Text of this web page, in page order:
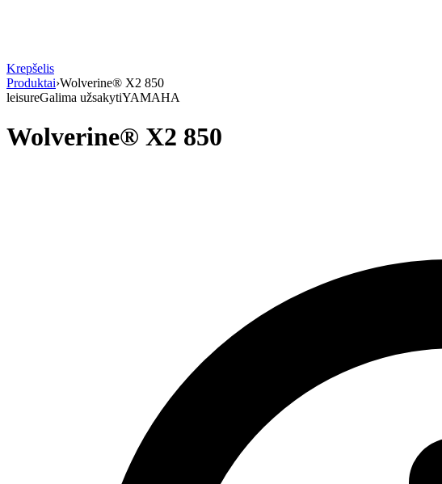
Krepšelis
Produktai›Wolverine® X2 850
leisureGalima užsakytiYAMAHA
Wolverine® X2 850